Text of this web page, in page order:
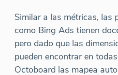
Similar a las métricas, las
como Bing Ads tienen
pero dado que las
pueden encontrar en
Octoboard las mapea